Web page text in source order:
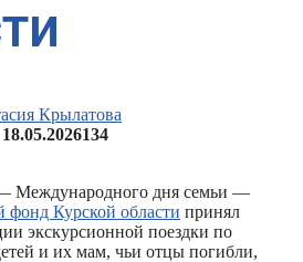
Крылатова
18.05.2026134
Международного дня семьи —
фонд Курской области принял
экскурсионной поездки по
и их мам, чьи отцы погибли,